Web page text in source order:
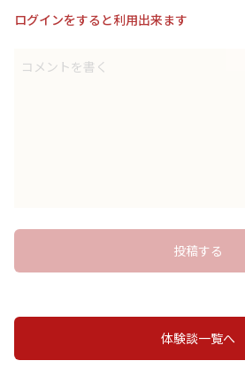
ログインをすると利用出来ます
コメントを書く
投稿する
体験談一覧へ